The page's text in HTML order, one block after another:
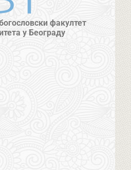
факултет
у Београду